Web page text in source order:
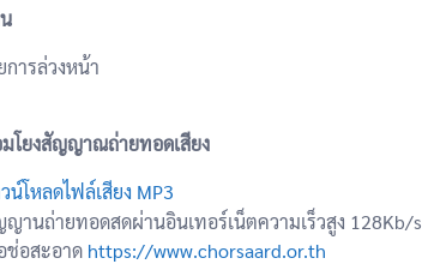
ารล่วงหน้า
มโยงสัญญาณถ่ายทอดเสียง
น์โหลดไฟล์เสียง MP3
านถ่ายทอดสดผ่านอินเทอร์เน็ตความเร็วสูง 128Kb/s
ช่อสะอาด https://www.chorsaard.or.th